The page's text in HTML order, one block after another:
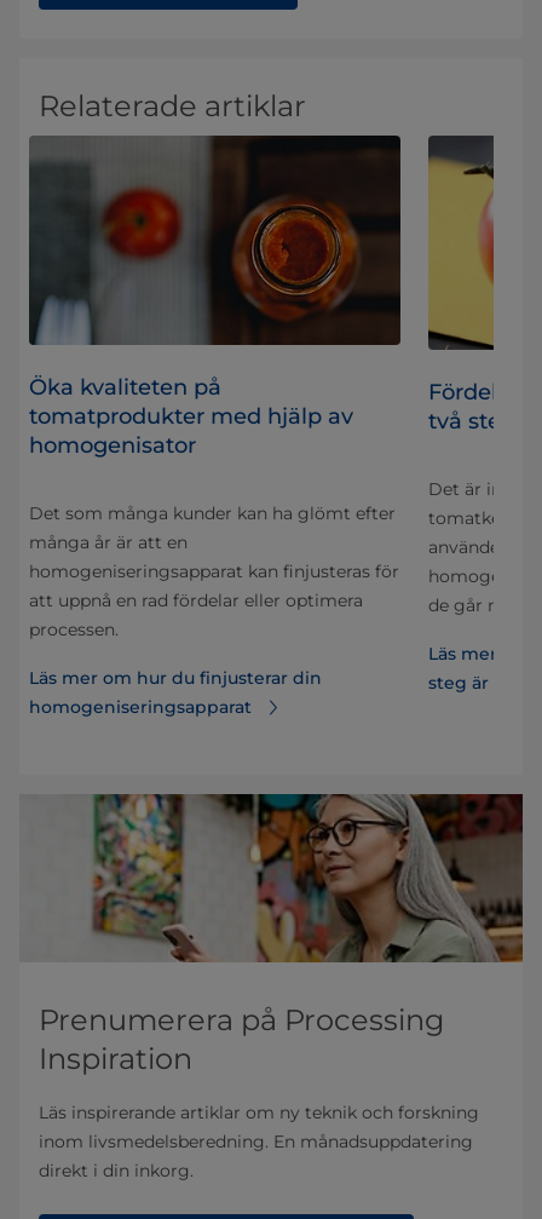
Relaterade artiklar
Öka kvaliteten på
tomatprodukter med hjälp av
homogenisator
Det som många kunder kan ha glömt efter
många år är att en
homogeniseringsapparat kan finjusteras för
att uppnå en rad fördelar eller optimera
processen.
Läs mer om hur du finjusterar din
homogeniseringsapparat
två steg
Det är inte
använder
de går miste
Läs mer om
steg är bäst
Prenumerera på Processing
Inspiration
Läs inspirerande artiklar om ny teknik och forskning
inom livsmedelsberedning. En månadsuppdatering
direkt i din inkorg.